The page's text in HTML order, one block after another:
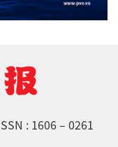
: 1606 – 0261